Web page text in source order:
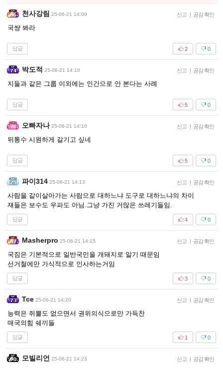
천사강림 25-06-21 14:09 신고 | 공감 확인
국썅 봐라
답글 0
2
박도적 25-06-21 14:10 신고 | 공감 확인
지들과 같은 그룹 이외에는 인간으로 안 본다는 사례
답글 0
5
오빠자나 25-06-21 14:10 신고 | 공감 확인
뒤통수 시원하게 갈기고 싶네
답글 0
5
파이314 25-06-21 14:13 신고 | 공감 확인
사람을 같이살아가는 사람으로 대하느냐 도구로 대하느냐의 차이
쟤들은 보수도 우파도 아님.그냥 가진 거많은 쓰레기들임.
답글 0
4
Masherpro 25-06-21 14:15 신고 | 공감 확인
국짐은 기본적으로 일반국민을 개돼지로 알기 때문임
선거철에만 가식적으로 인사하는거임
답글 0
3
Tce 25-06-21 14:20 신고 | 공감 확인
능력은 쥐뿔도 없으면서 권위의식으로만 가득찬
매국의힘 쉐끼들
답글 0
1
모빌리언 25-06-21 14:23 신고 | 공감 확인